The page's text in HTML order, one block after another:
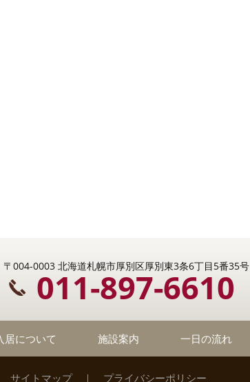
〒004-0003 北海道札幌市厚別区厚別東3条6丁目5番35号
011-897-6610
居について 施設案内 一日の流れ
サイトマップ｜ プライバシーポリシー